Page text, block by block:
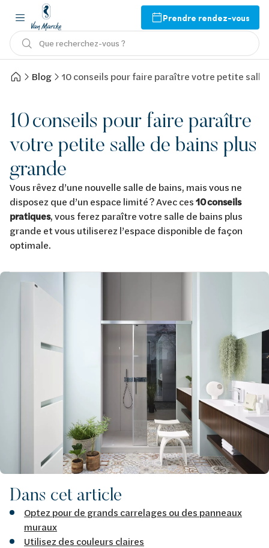
Prendre rendez-vous
Que recherchez-vous ?
Blog 10 conseils pour faire paraître votre petite salle
10 conseils pour faire paraître
votre petite salle de bains plus
grande
Vous rêvez d’une nouvelle salle de bains, mais vous ne
disposez que d’un espace limité ? Avec ces10 conseils
pratiques, vous ferez paraître votre salle de bains plus
grande et vous utiliserez l’espace disponible de façon
optimale.
Afbeelding
Dans cet article
Optez pour de grands carrelages ou des panneaux
muraux
Utilisez des couleurs claires